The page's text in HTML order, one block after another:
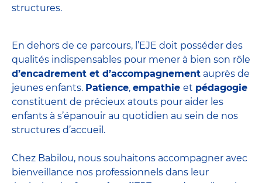
structures.
En dehors de ce parcours, l’EJE doit posséder des
qualités indispensables pour mener à bien son rôle
d’encadrement et d’accompagnement auprès de
jeunes enfants. Patience, empathie et pédagogie
constituent de précieux atouts pour aider les
enfants à s’épanouir au quotidien au sein de nos
structures d’accueil.
Chez Babilou, nous souhaitons accompagner avec
bienveillance nos professionnels dans leur